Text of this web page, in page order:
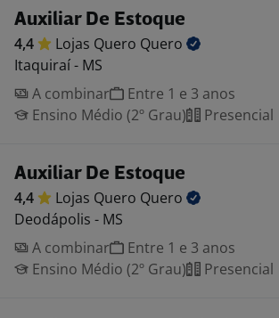
Auxiliar De Estoque
4,4 Lojas Quero Quero
Itaquiraí - MS
A combinar
Entre 1 e 3 anos
Ensino Médio (2º Grau)
Presencial
Auxiliar De Estoque
4,4 Lojas Quero Quero
Deodápolis - MS
A combinar
Entre 1 e 3 anos
Ensino Médio (2º Grau)
Presencial